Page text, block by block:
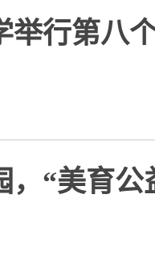
举行第八
，“美育公